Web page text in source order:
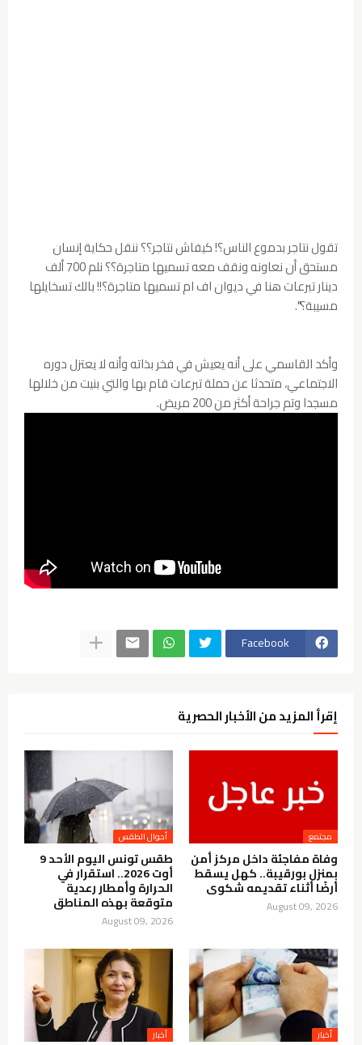
تقول نتاجر بدموع الناس؟! كيفاش نتاجر؟؟ ننقل حكاية إنسان
مستحق أن نعاونه ونقف معه تسميها متاجرة؟؟ نلم 700 ألف
دينار تبرعات هنا في ديوان اف ام تسميها متاجرة؟!! بالك تسخايلها
مسيبة؟".
وأكد القاسمي على أنه يعيش في فخر بذاته وأنه لا يعتزل دوره
الاجتماعي، متحدثا عن حملة تبرعات قام بها والتي بنيت من خلالها
مسجدا وتم جراحة أكثر من 200 مريض.
Facebook
إقرأ المزيد من الأخبار الحصرية
مجتمع
وفاة مفاجئة داخل مركز أمن
بمنزل بورقيبة.. كهل يسقط
أرضًا أثناء تقديمه شكوى
August 09, 2026
أحوال الطقس
طقس تونس اليوم الأحد 9
أوت 2026.. استقرار في
الحرارة وأمطار رعدية
متوقعة بهذه المناطق
August 09, 2026
أخبار أخبار